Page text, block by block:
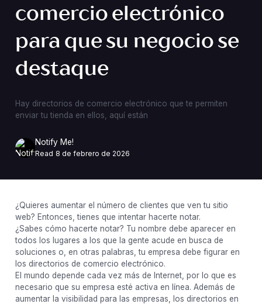
comercio electrónico
para que su negocio se
destaque
Hay directorios de comercio electrónico que te permiten
enviar tu tienda en ellos, aquí están
Notify Me!
Read 8 de febrero de 2026
¿Quieres aumentar el número de clientes que ven tu sitio
web? Entonces, tienes que intentar hacerte notar.
¿Sabes cómo hacerte notar? Tu nombre debe aparecer en
todos los lugares a los que la gente acude en busca de
soluciones o, en otras palabras, tu empresa debe figurar en
los directorios de comercio electrónico.
El mundo depende cada vez más de Internet, por lo que es
necesario que su empresa esté activa en línea. Además de
aumentar la visibilidad para las empresas, los directorios en